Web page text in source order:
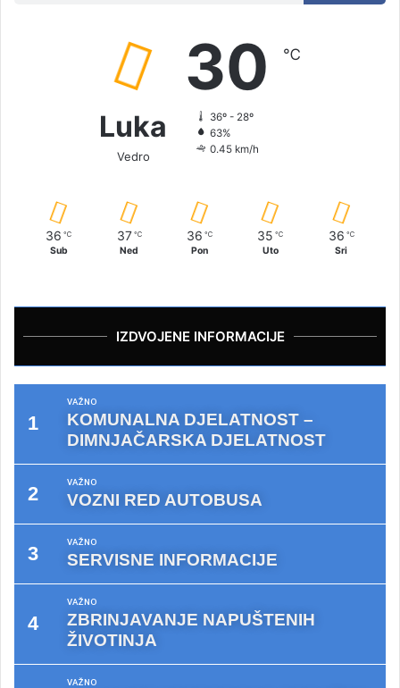
Luka
Vedro
30 ℃
36º - 28º
63%
0.45 km/h
36 ℃
Sub
37 ℃
Ned
36 ℃
Pon
35 ℃
Uto
36 ℃
Sri
IZDVOJENE INFORMACIJE
VAŽNO
KOMUNALNA DJELATNOST –
DIMNJAČARSKA DJELATNOST
VAŽNO
VOZNI RED AUTOBUSA
VAŽNO
SERVISNE INFORMACIJE
VAŽNO
ZBRINJAVANJE NAPUŠTENIH
ŽIVOTINJA
VAŽNO